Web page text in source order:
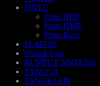
PINTU
Pintu HDF
Pintu HMR
Pintu Kaca
PLAFON
Produk Lain
RUMPUT SINTETIS
TANGGA
TANGKI AIR